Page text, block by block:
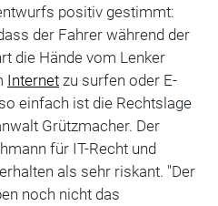
positiv gestimmt:
der Fahrer während der
die Hände vom Lenker
Internetzu surfen oder E-
einfach ist die Rechtslage
Grützmacher. Der
für IT-Recht und
als sehr riskant. "Der
noch nicht das